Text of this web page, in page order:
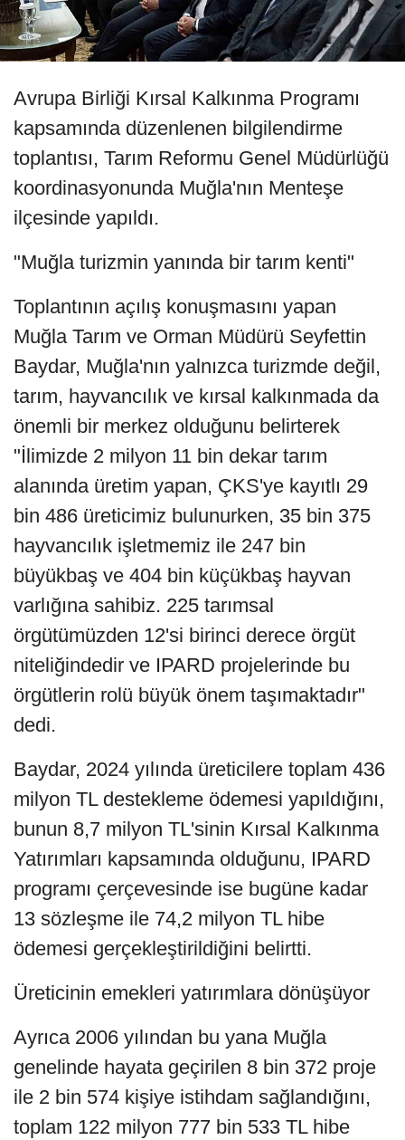
Avrupa Birliği Kırsal Kalkınma Programı
kapsamında düzenlenen bilgilendirme
toplantısı, Tarım Reformu Genel Müdürlüğü
koordinasyonunda Muğla'nın Menteşe
ilçesinde yapıldı.
"Muğla turizmin yanında bir tarım kenti"
Toplantının açılış konuşmasını yapan
Muğla Tarım ve Orman Müdürü Seyfettin
Baydar, Muğla'nın yalnızca turizmde değil,
tarım, hayvancılık ve kırsal kalkınmada da
önemli bir merkez olduğunu belirterek
"İlimizde 2 milyon 11 bin dekar tarım
alanında üretim yapan, ÇKS'ye kayıtlı 29
bin 486 üreticimiz bulunurken, 35 bin 375
hayvancılık işletmemiz ile 247 bin
büyükbaş ve 404 bin küçükbaş hayvan
varlığına sahibiz. 225 tarımsal
örgütümüzden 12'si birinci derece örgüt
niteliğindedir ve IPARD projelerinde bu
örgütlerin rolü büyük önem taşımaktadır"
dedi.
Baydar, 2024 yılında üreticilere toplam 436
milyon TL destekleme ödemesi yapıldığını,
bunun 8,7 milyon TL'sinin Kırsal Kalkınma
Yatırımları kapsamında olduğunu, IPARD
programı çerçevesinde ise bugüne kadar
13 sözleşme ile 74,2 milyon TL hibe
ödemesi gerçekleştirildiğini belirtti.
Üreticinin emekleri yatırımlara dönüşüyor
Ayrıca 2006 yılından bu yana Muğla
genelinde hayata geçirilen 8 bin 372 proje
ile 2 bin 574 kişiye istihdam sağlandığını,
toplam 122 milyon 777 bin 533 TL hibe